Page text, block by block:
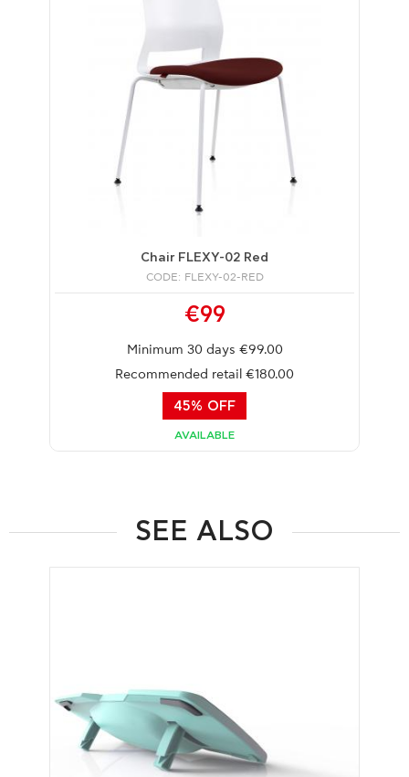
Chair FLEXY-02 Red
CODE: FLEXY-02-RED
€99
Minimum 30 days €99.00
Recommended retail €180.00
45% OFF
AVAILABLE
SEE ALSO